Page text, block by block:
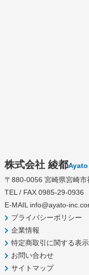
いかなる責任も負いかね
■車両の状態によっては
及ぼす可能性が確認さ
ので作業を中断しての
様の損害に対して当社
損害賠償の義務、その
■お預りした車両及び車
保管に関して、当社の
社はいかなる責任も負い
■車両事故が発生した時
株式会社 綾都
〒880-0056 宮崎県宮崎
TEL / FAX 0985-29-0936
E-MAIL info@ayato-
プライバシーポリシー
企業情報
特定商取引に関する表示
お問い合わせ
サイトマップ